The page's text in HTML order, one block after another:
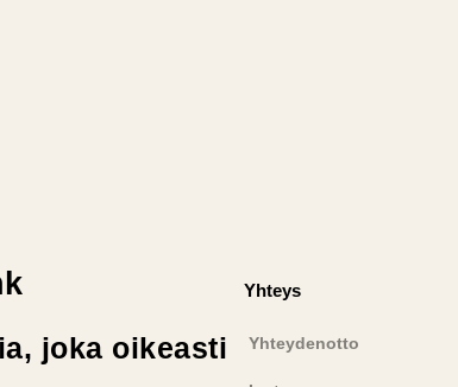
joka oikeasti
Yhteys
Yhteydenotto